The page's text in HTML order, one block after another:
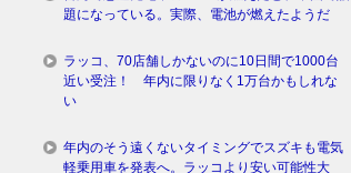
題になっている。実際、電池が燃えたようだ
ラッコ、70店舗しかないのに10日間で1000台
近い受注！ 年内に限りなく1万台かもしれな
い
年内のそう遠くないタイミングでスズキも電気
軽乗用車を発表へ。ラッコより安い可能性大